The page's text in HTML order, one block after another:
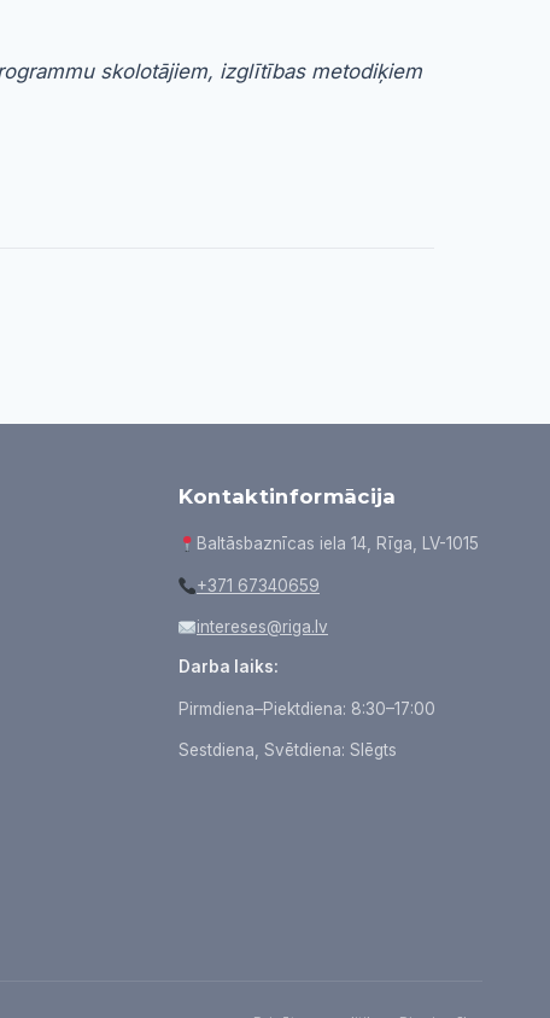
skolotājiem, izglītības metodiķiem
Kontaktinformācija
Baltāsbaznīcas iela 14, Rīga, LV-1015
+371 67340659
intereses@riga.lv
Darba laiks:
Pirmdiena–Piektdiena: 8:30–17:00
Sestdiena, Svētdiena: Slēgts